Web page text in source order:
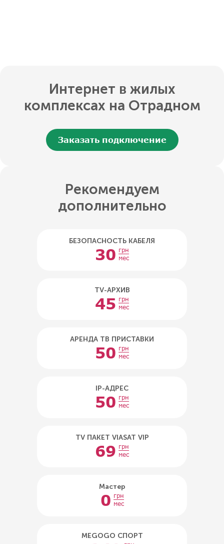
Интернет в жилых
комплексах на Отрадном
Заказать подключение
Рекомендуем
дополнительно
БЕЗОПАСНОСТЬ КАБЕЛЯ
30 грн
мес
TV-АРХИВ
45 грн
мес
АРЕНДА ТВ ПРИСТАВКИ
50 грн
мес
IP-АДРЕС
50 грн
мес
TV ПАКЕТ VIASAT VIP
69 грн
мес
Мастер
0 грн
мес
MEGOGO СПОРТ